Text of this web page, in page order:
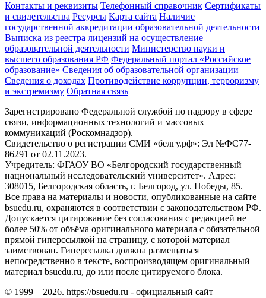
Контакты и реквизиты Телефонный справочник Сертификаты
и свидетельства Ресурсы Карта сайта Наличие
государственной аккредитации образовательной деятельности
Выписка из реестра лицензий на осуществление
образовательной деятельности Министерствo науки и
высшего образования РФ Федеральный портал «Российское
образование» Сведения об образовательной организации
Сведения о доходах Противодействие коррупции, терроризму
и экстремизму Обратная связь
Зарегистрировано Федеральной службой по надзору в сфере
связи, информационных технологий и массовых
коммуникаций (Роскомнадзор).
Свидетельство о регистрации СМИ «белгу.рф»: Эл №ФС77-
86291 от 02.11.2023.
Учредитель: ФГАОУ ВО «Белгородский государственный
национальный исследовательский университет». Адрес:
308015, Белгородская область, г. Белгород, ул. Победы, 85.
Все права на материалы и новости, опубликованные на сайте
bsuedu.ru, охраняются в соответствии с законодательством РФ.
Допускается цитирование без согласования с редакцией не
более 50% от объёма оригинального материала с обязательной
прямой гиперссылкой на страницу, с которой материал
заимствован. Гиперссылка должна размещаться
непосредственно в тексте, воспроизводящем оригинальный
материал bsuedu.ru, до или после цитируемого блока.
© 1999 – 2026. https://bsuedu.ru - официальный сайт